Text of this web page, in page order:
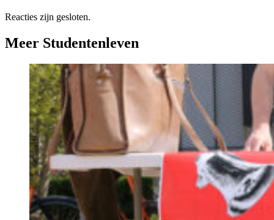
Reacties zijn gesloten.
Meer Studentenleven